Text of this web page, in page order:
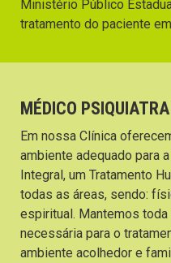
Ministério Público
tratamento do paciente
MÉDICO
Em nossa Clínica
ambiente adequado para
Integral, um Tratamento
todas as áreas, sendo:
espiritual. Mantemos
necessária para o
ambiente acolhedor e